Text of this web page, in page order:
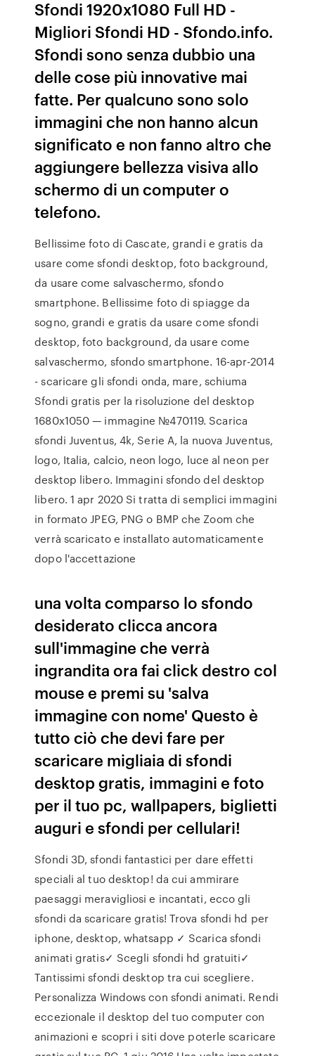
Sfondi 1920x1080 Full HD -
Migliori Sfondi HD - Sfondo.info.
Sfondi sono senza dubbio una
delle cose più innovative mai
fatte. Per qualcuno sono solo
immagini che non hanno alcun
significato e non fanno altro che
aggiungere bellezza visiva allo
schermo di un computer o
telefono.
Bellissime foto di Cascate, grandi e gratis da
usare come sfondi desktop, foto background,
da usare come salvaschermo, sfondo
smartphone. Bellissime foto di spiagge da
sogno, grandi e gratis da usare come sfondi
desktop, foto background, da usare come
salvaschermo, sfondo smartphone. 16-apr-2014
- scaricare gli sfondi onda, mare, schiuma
Sfondi gratis per la risoluzione del desktop
1680x1050 — immagine №470119. Scarica
sfondi Juventus, 4k, Serie A, la nuova Juventus,
logo, Italia, calcio, neon logo, luce al neon per
desktop libero. Immagini sfondo del desktop
libero. 1 apr 2020 Si tratta di semplici immagini
in formato JPEG, PNG o BMP che Zoom che
verrà scaricato e installato automaticamente
dopo l'accettazione
una volta comparso lo sfondo
desiderato clicca ancora
sull'immagine che verrà
ingrandita ora fai click destro col
mouse e premi su 'salva
immagine con nome' Questo è
tutto ciò che devi fare per
scaricare migliaia di sfondi
desktop gratis, immagini e foto
per il tuo pc, wallpapers, biglietti
auguri e sfondi per cellulari!
Sfondi 3D, sfondi fantastici per dare effetti
speciali al tuo desktop! da cui ammirare
paesaggi meravigliosi e incantati, ecco gli
sfondi da scaricare gratis! Trova sfondi hd per
iphone, desktop, whatsapp ✓ Scarica sfondi
animati gratis✓ Scegli sfondi hd gratuiti✓
Tantissimi sfondi desktop tra cui scegliere.
Personalizza Windows con sfondi animati. Rendi
eccezionale il desktop del tuo computer con
animazioni e scopri i siti dove poterle scaricare